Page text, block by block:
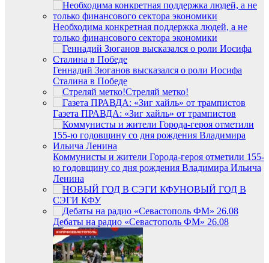
Необходима конкретная поддержка людей, а не
только финансового сектора экономики
Геннадий Зюганов высказался о роли Иосифа
Сталина в Победе
Стреляй метко!
Газета ПРАВДА: «Зиг хайль» от трампистов
Коммунисты и жители Города-героя отметили 155-
ю годовщину со дня рождения Владимира Ильича
Ленина
НОВЫЙ ГОД В
СЭГИ КФУ
Дебаты на радио «Севастополь ФМ» 26.08